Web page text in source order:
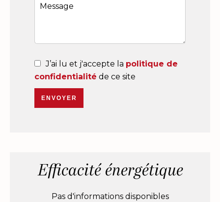
J’ai lu et j'accepte la politique de
confidentialité de ce site
ENVOYER
Efficacité énergétique
Pas d'informations disponibles